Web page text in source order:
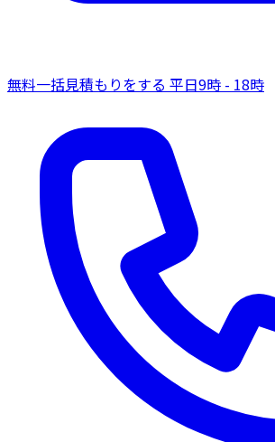
無料一括見積もりをする 平日9時 - 18時